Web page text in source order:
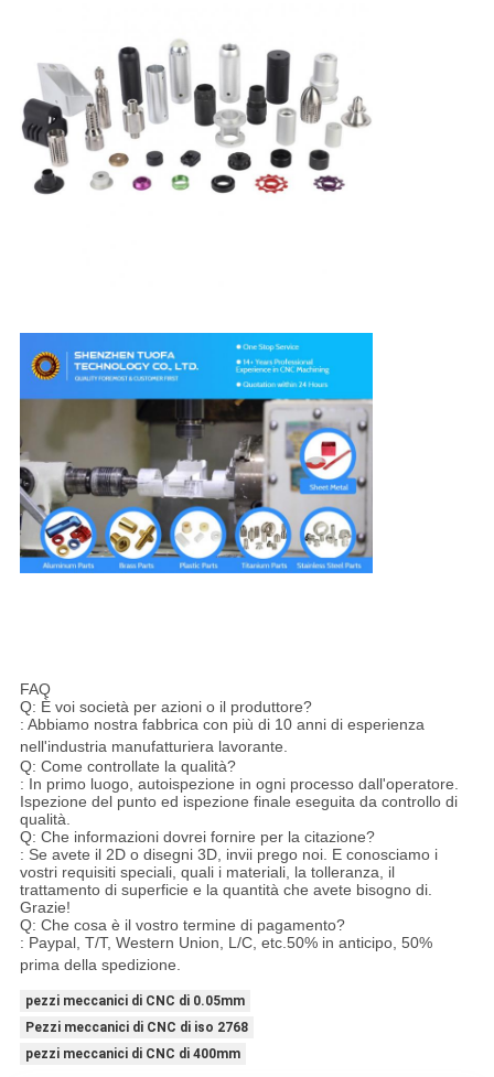
FAQ
Q: È voi società per azioni o il produttore?
: Abbiamo nostra fabbrica con più di 10 anni di esperienza
nell'industria manufatturiera lavorante.
Q: Come controllate la qualità?
: In primo luogo, autoispezione in ogni processo dall'operatore.
Ispezione del punto ed ispezione finale eseguita da controllo di
qualità.
Q: Che informazioni dovrei fornire per la citazione?
: Se avete il 2D o disegni 3D, invii prego noi. E conosciamo i
vostri requisiti speciali, quali i materiali, la tolleranza, il
trattamento di superficie e la quantità che avete bisogno di.
Grazie!
Q: Che cosa è il vostro termine di pagamento?
: Paypal, T/T, Western Union, L/C, etc.50% in anticipo, 50%
prima della spedizione
pezzi meccanici di CNC di 0.05mm
Pezzi meccanici di CNC di iso 2768
pezzi meccanici di CNC di 400mm